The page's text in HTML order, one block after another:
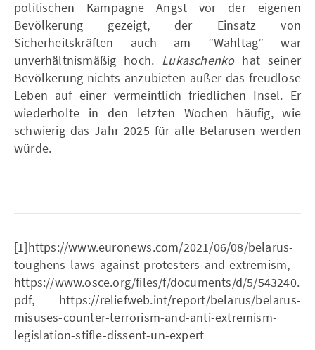
politischen Kampagne Angst vor der eigenen
Bevölkerung gezeigt, der Einsatz von
Sicherheitskräften auch am ”Wahltag” war
unverhältnismäßig hoch. Lukaschenko hat seiner
Bevölkerung nichts anzubieten außer das freudlose
Leben auf einer vermeintlich friedlichen Insel. Er
wiederholte in den letzten Wochen häufig, wie
schwierig das Jahr 2025 für alle Belarusen werden
würde.
[1]https://www.euronews.com/2021/06/08/belarus-
toughens-laws-against-protesters-and-extremism,
https://www.osce.org/files/f/documents/d/5/543240.
pdf, https://reliefweb.int/report/belarus/belarus-
misuses-counter-terrorism-and-anti-extremism-
legislation-stifle-dissent-un-expert